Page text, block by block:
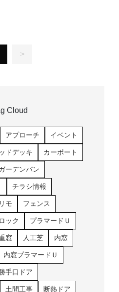
>
Cloud
アプローチ イベント
ドデッキ カーポート
ーデンパン
チラシ情報
モ フェンス
ック プラマードＵ
窓 人工芝 内窓
内窓プラマードＵ
勝手口ドア
土間工事 断熱ドア